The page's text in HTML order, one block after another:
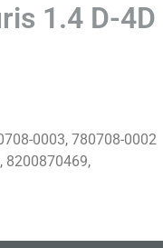
1.4 D-4D
0003, 780708-0002
8200870469,